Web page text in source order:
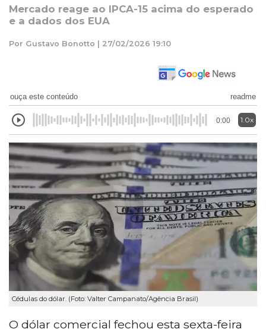
Mercado reage ao IPCA-15 acima do esperado
e a dados dos EUA
Por Gustavo Bonotto | 27/02/2026 19:10
ouça este conteúdo readme
0:00 1.0x
Cédulas do dólar. (Foto: Valter Campanato/Agência Brasil)
O dólar comercial fechou esta sexta-feira